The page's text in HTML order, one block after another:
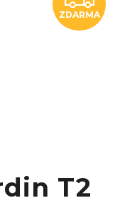
D
ZDARMA
T2